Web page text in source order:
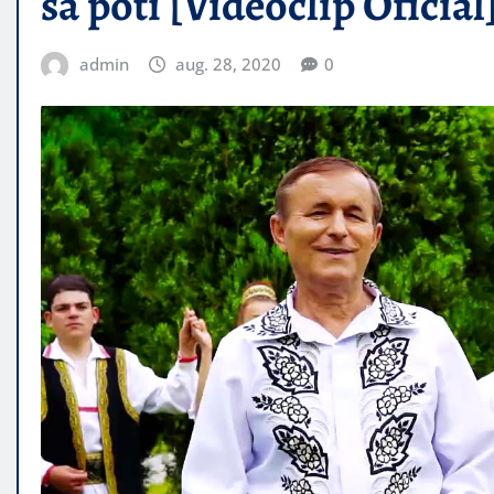
admin aug. 28, 2020 0